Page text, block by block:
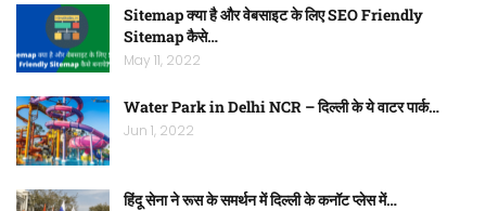
Sitemap क्या है और वेबसाइट के लिए SEO Friendly
Sitemap कैसे…
May 11, 2022
Water Park in Delhi NCR – दिल्ली के ये वाटर पार्क…
Jun 1, 2022
हिंदू सेना ने रूस के समर्थन में दिल्ली के कनॉट प्लेस में…